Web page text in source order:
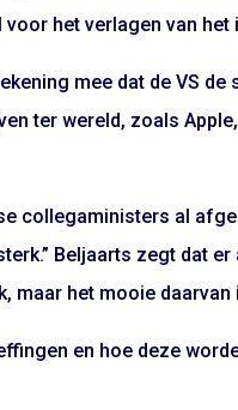
het verlagen van
mee dat de VS
ter wereld, zoals
collegaministers al
Beljaarts zegt dat
maar het mooie daarvan
en hoe deze